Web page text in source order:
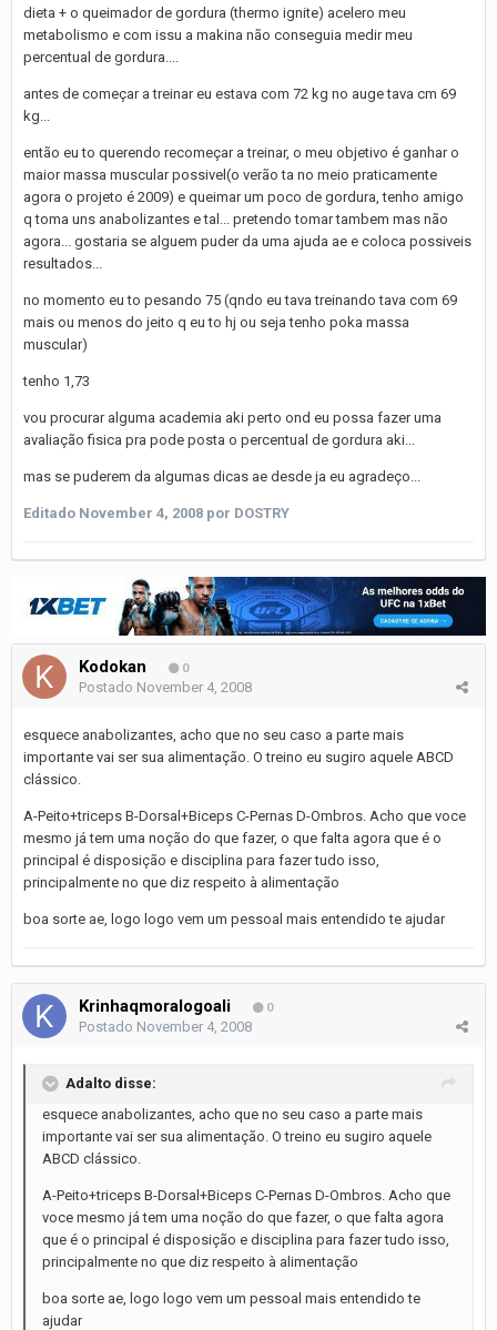
dieta + o queimador de gordura (thermo ignite) acelero meu
metabolismo e com issu a makina não conseguia medir meu
percentual de gordura....
antes de começar a treinar eu estava com 72 kg no auge tava cm 69
kg...
então eu to querendo recomeçar a treinar, o meu objetivo é ganhar o
maior massa muscular possivel(o verão ta no meio praticamente
agora o projeto é 2009) e queimar um poco de gordura, tenho amigo
q toma uns anabolizantes e tal... pretendo tomar tambem mas não
agora... gostaria se alguem puder da uma ajuda ae e coloca possiveis
resultados...
no momento eu to pesando 75 (qndo eu tava treinando tava com 69
mais ou menos do jeito q eu to hj ou seja tenho poka massa
muscular)
tenho 1,73
vou procurar alguma academia aki perto ond eu possa fazer uma
avaliação fisica pra pode posta o percentual de gordura aki...
mas se puderem da algumas dicas ae desde ja eu agradeço...
Editado November 4, 2008 por DOSTRY
Kodokan 0
Postado November 4, 2008
esquece anabolizantes, acho que no seu caso a parte mais
importante vai ser sua alimentação. O treino eu sugiro aquele ABCD
clássico.
A-Peito+triceps B-Dorsal+Biceps C-Pernas D-Ombros. Acho que voce
mesmo já tem uma noção do que fazer, o que falta agora que é o
principal é disposição e disciplina para fazer tudo isso,
principalmente no que diz respeito à alimentação
boa sorte ae, logo logo vem um pessoal mais entendido te ajudar
Krinhaqmoralogoali 0
Postado November 4, 2008
Adalto disse:
esquece anabolizantes, acho que no seu caso a parte mais
importante vai ser sua alimentação. O treino eu sugiro aquele
ABCD clássico.
A-Peito+triceps B-Dorsal+Biceps C-Pernas D-Ombros. Acho que
voce mesmo já tem uma noção do que fazer, o que falta agora
que é o principal é disposição e disciplina para fazer tudo isso,
principalmente no que diz respeito à alimentação
boa sorte ae, logo logo vem um pessoal mais entendido te
ajudar